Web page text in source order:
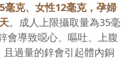
毫克、女性12毫克，孕婦
。成人上限攝取量為35毫
會導致噁心、嘔吐、上腹
過量的鋅會引起體內銅